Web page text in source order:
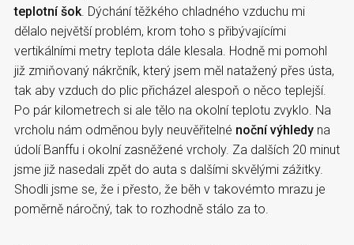
teplotní šok . Dýchání těžkého chladného vzduchu mi
dělalo největší problém, krom toho s přibývajícími
vertikálními metry teplota dále klesala. Hodně mi pomohl
již zmiňovaný nákrčník, který jsem měl natažený přes ústa,
tak aby vzduch do plic přicházel alespoň o něco teplejší.
Po pár kilometrech si ale tělo na okolní teplotu zvyklo. Na
vrcholu nám odměnou byly neuvěřitelné noční výhledy na
údolí Banffu i okolní zasněžené vrcholy. Za dalších 20 minut
jsme již nasedali zpět do auta s dalšími skvělými zážitky.
Shodli jsme se, že i přesto, že běh v takovémto mrazu je
poměrně náročný, tak to rozhodně stálo za to.